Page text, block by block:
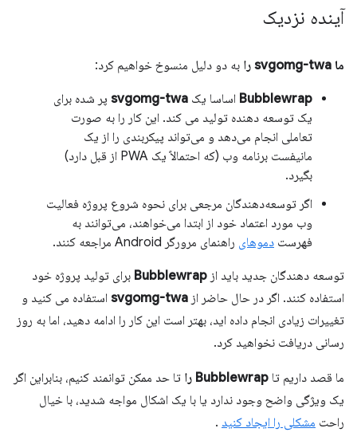
آینده نزدیک
ما svgomg-twa را به دو دلیل منسوخ خواهیم کرد:
Bubblewrap اساسا یک svgomg-twa پر شده برای
یک توسعه دهنده تولید می کند. این کار را به صورت
تعاملی انجام می‌دهد و می‌تواند پیکربندی را از یک
مانیفست برنامه وب (که احتمالاً یک PWA از قبل دارد)
بگیرد.
اگر توسعه‌دهندگان مرجعی برای نحوه شروع پروژه فعالیت
وب مورد اعتماد خود از ابتدا می‌خواهند، می‌توانند به
فهرست دموهای راهنمای مرورگر Android مراجعه کنند.
توسعه دهندگان جدید باید از Bubblewrap برای تولید پروژه خود
استفاده کنند. اگر در حال حاضر از svgomg-twa استفاده می کنید و
تغییرات زیادی انجام داده اید، بهتر است این کار را ادامه دهید، اما به روز
رسانی دریافت نخواهید کرد.
ما قصد داریم تا Bubblewrap را
تا حد ممکن توانمند کنیم، بنابراین اگر
یک ویژگی واضح وجود ندارد یا با یک اشکال مواجه شدید، با خیال
راحت مشکلی را ایجاد کنید .